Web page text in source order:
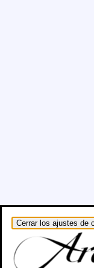
Cerrar los ajustes de